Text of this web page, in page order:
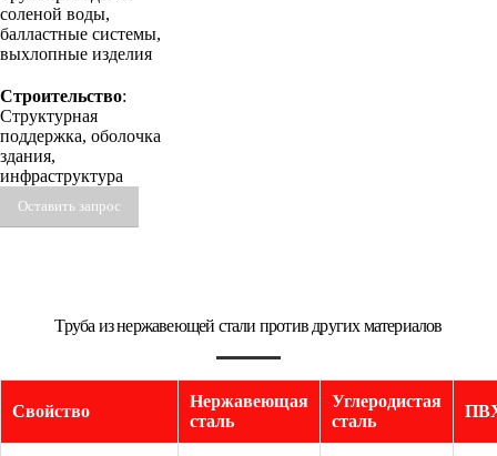
соленой воды,
балластные системы,
выхлопные изделия
Строительство:
Структурная
поддержка, оболочка
здания,
инфраструктура
Оставить запрос
Труба из нержавеющей стали против других материалов
Свойство
Нержавеющая
сталь
Углеродистая
сталь